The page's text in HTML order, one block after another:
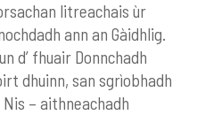
litreachais ùr
ann an Gàidhlig.
d’ fhuair Donnchadh
dhuinn, san sgrìobhadh
– aithneachadh